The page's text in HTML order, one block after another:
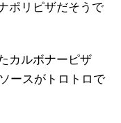
ポリピザだそうで
カルボナーピザ
ースがトロトロで